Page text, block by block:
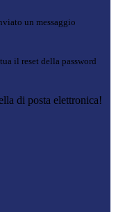
un messaggio
il reset della password
di posta elettronica!